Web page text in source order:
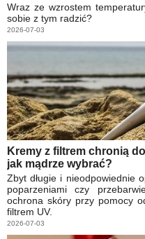
Wraz ze wzrostem
sobie z tym radzić?
2026-07-03
Kremy z filtrem chronią
jak mądrze wybrać?
Zbyt długie i nieodpowiednie
poparzeniami czy
ochrona skóry przy pomocy
filtrem UV.
2026-07-03